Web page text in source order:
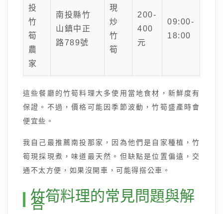
投
竹
筍
農
家
南投縣竹
山鎮中正
路789號
現
炒
竹
筍
200-
400
元
09:00-
18:00
這些餐廳的竹筍料理大多使用當地食材，新鮮度有
保證。不過，價格可能因季節波動，竹筍盛產時會
便宜些。
我自己最推薦南投那家，因為他們是自家種植，竹
筍現採現煮，味道最天然。但缺點是位置偏遠，交
通不太方便，如果沒開車，可能得搭公車。
竹筍料理的常見問題與解
答